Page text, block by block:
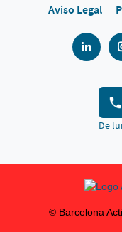
Aviso Legal
De
© Barcelona